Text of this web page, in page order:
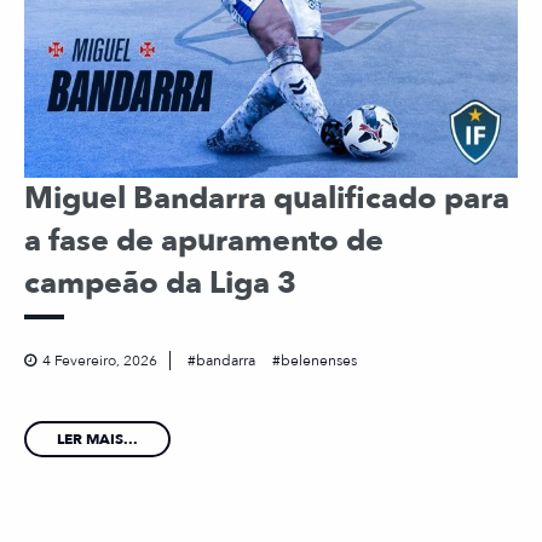
Miguel Bandarra qualificado para
a fase de apuramento de
campeão da Liga 3
4 Fevereiro, 2026 bandarra belenenses
LER MAIS...